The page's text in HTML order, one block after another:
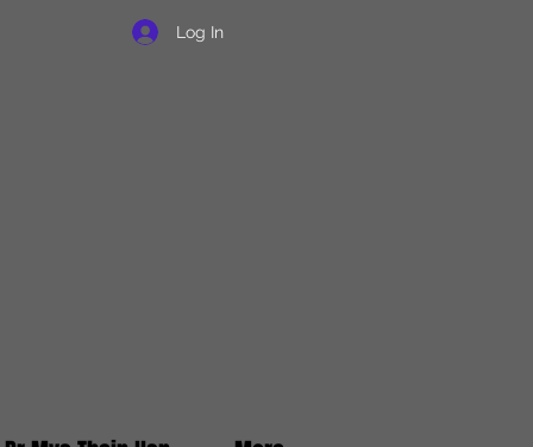
Log In